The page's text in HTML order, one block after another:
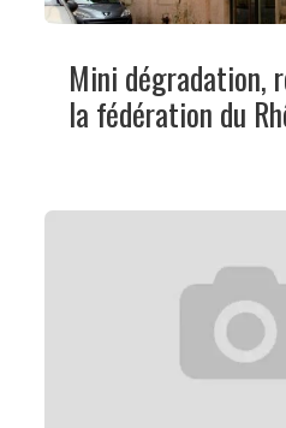
Mini dégradation,
la fédération du